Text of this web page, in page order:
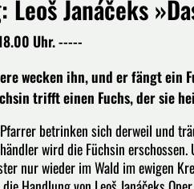
Janáčeks
Uhr. -----
wecken ihn, und er fängt ein
trifft einen Fuchs, der sie
betrinken sich derweil und
wird die Füchsin
nur wieder im Wald im ewigen